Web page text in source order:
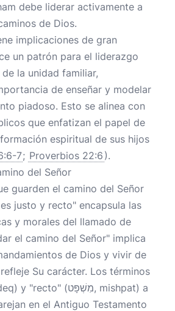
debe liderar activamente a
de Dios.
implicaciones de gran
un patrón para el liderazgo
la unidad familiar,
de enseñar y modelar
piadoso. Esto se alinea con
que enfatizan el papel de
espiritual de sus hijos
7; Proverbios 22:6 ).
del Señor
guarden el camino del Señor
justo y recto" encapsula las
y morales del llamado de
el camino del Señor" implica
de Dios y vivir de
Su carácter. Los términos
en el Antiguo Testamento